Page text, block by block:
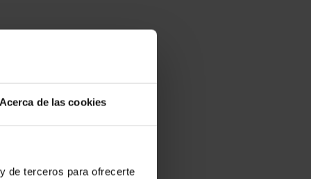
Acerca de las cookies
de terceros para ofrecerte